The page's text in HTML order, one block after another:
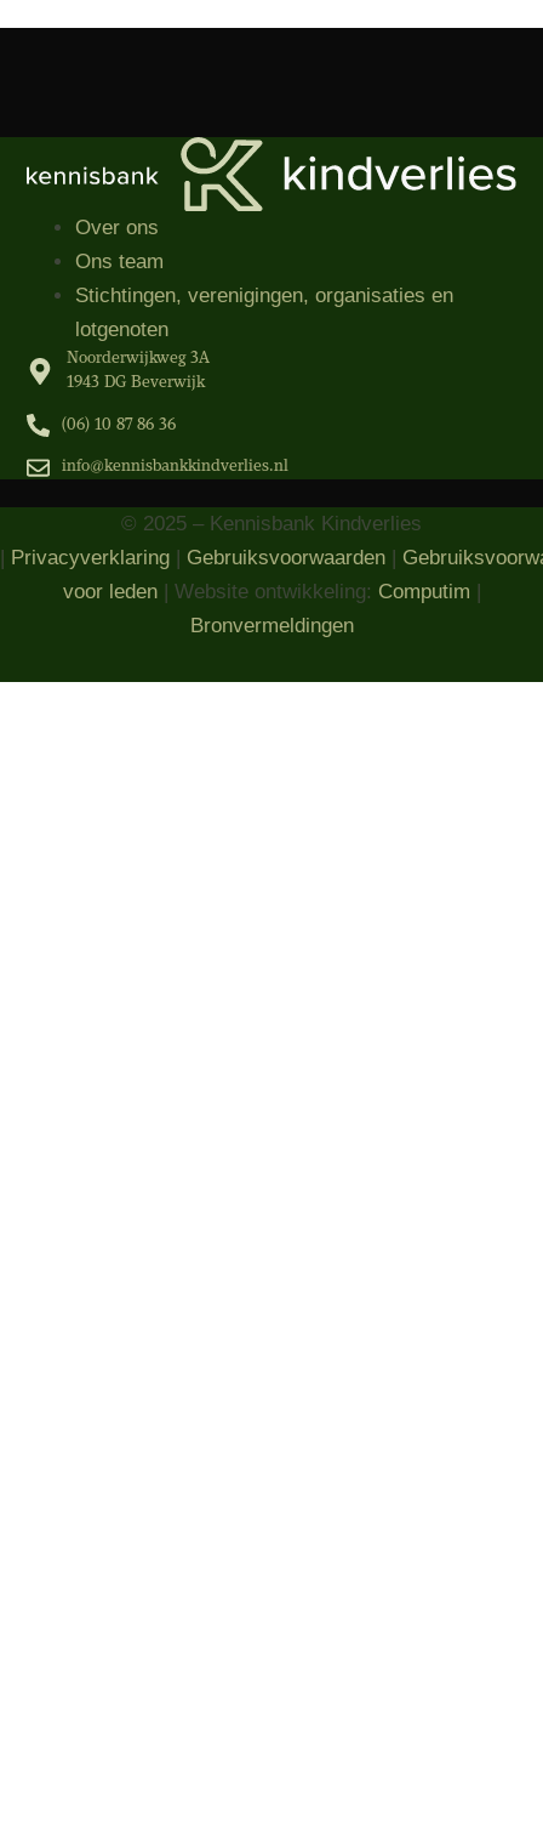
Over ons
Ons team
Stichtingen, verenigingen, organisaties​ en
lotgenoten
Noorderwijkweg 3A
1943 DG Beverwijk
(06) 10 87 86 36‬
info@kennisbankkindverlies.nl
© 2025 – Kennisbank Kindverlies
| Privacyverklaring | Gebruiksvoorwaarden |
voor leden| Website ontwikkeling: Computim |
Bronvermeldingen